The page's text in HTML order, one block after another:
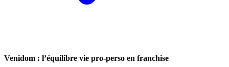
Venidom : l’équilibre vie pro-perso en franchise